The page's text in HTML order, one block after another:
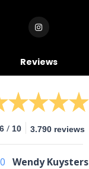
Reviews
/ 10 3.790 reviews
Wendy Kuysters